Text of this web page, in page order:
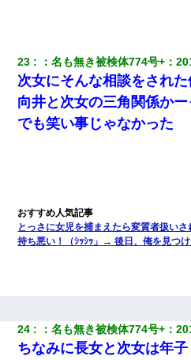
23 ：名も無き被検体774号+ ：
次女にそんな相談をされ
向井と次女の三角関係か
でも笑い事じゃなかった
とっさに女児を捕まえたら変質者扱い
持ち悪い！（ｼｯｼｯ」→ 後日、俺を見つ
24 ：名も無き被検体774号+ ：
ちなみに長女と次女は年子